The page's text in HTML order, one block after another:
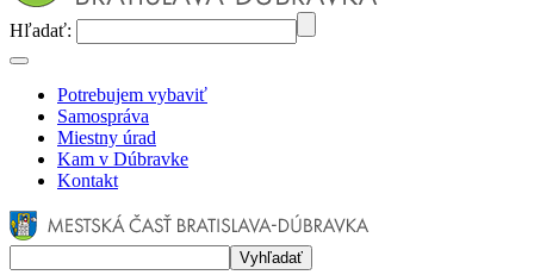
Hľadať:
Potrebujem vybaviť
Samospráva
Miestny úrad
Kam v Dúbravke
Kontakt